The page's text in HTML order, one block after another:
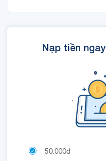
Nạp tiền
.
50.000đ